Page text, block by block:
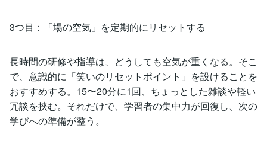
3つ目：「場の空気」を定期的にリセットする
長時間の研修や指導は、どうしても空気が重くなる。そこ
で、意識的に「笑いのリセットポイント」を設けることを
おすすめする。15〜20分に1回、ちょっとした雑談や軽い
冗談を挟む。それだけで、学習者の集中力が回復し、次の
学びへの準備が整う。